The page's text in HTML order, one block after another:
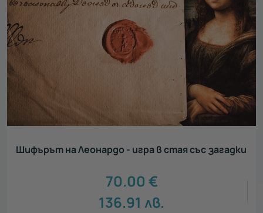
Шифърът на Леонардо - игра в стая със загадки
70.00 €
136.91 лв.